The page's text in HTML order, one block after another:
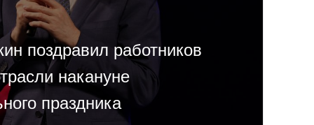
поздравил работников
накануне
праздника